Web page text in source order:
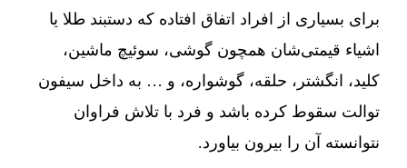
برای بسیاری از افراد اتفاق افتاده که دستبند طلا یا
اشیاء قیمتی‌شان همچون گوشی، سوئیچ ماشین،
کلید، انگشتر، حلقه، گوشواره، و … به داخل سیفون
توالت سقوط کرده باشد و فرد با تلاش فراوان
نتوانسته آن را بیرون بیاورد.